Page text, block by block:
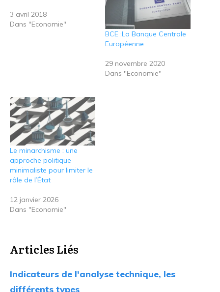
3 avril 2018
Dans "Economie"
BCE :La Banque Centrale
Européenne
29 novembre 2020
Dans "Economie"
Le minarchisme : une
approche politique
minimaliste pour limiter le
rôle de l’État
12 janvier 2026
Dans "Economie"
Articles Liés
Indicateurs de l'analyse technique, les
différents types